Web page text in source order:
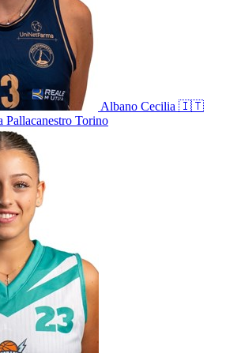
Albano Cecilia 🇮🇹
Pallacanestro Torino